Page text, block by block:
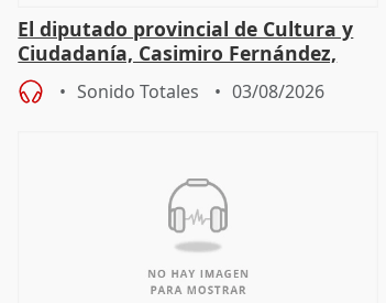
El diputado provincial de Cultura y
Ciudadanía, Casimiro Fernández,
sobre el balance de entradas
Sonido Totales 03/08/2026